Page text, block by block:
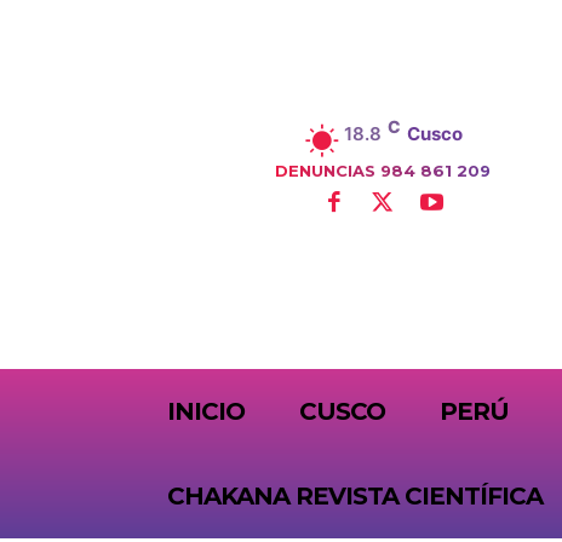
18.8 C Cusco
DENUNCIAS 984 861 209
INICIO CUSCO PERÚ
CHAKANA REVISTA CIENTÍFICA